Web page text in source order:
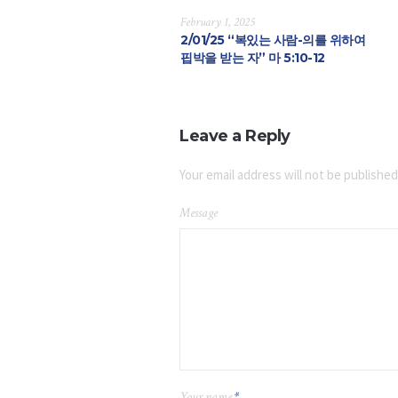
February 1, 2025
2/01/25 “복있는 사람-의를 위하여
핍박을 받는 자” 마 5:10-12
Leave a Reply
Your email address will not be
Message